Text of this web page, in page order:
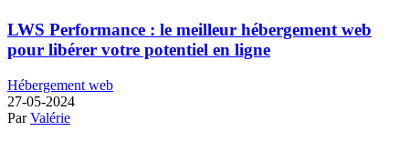
LWS Performance : le meilleur hébergement web
pour libérer votre potentiel en ligne
Hébergement web
27-05-2024
ParValérie